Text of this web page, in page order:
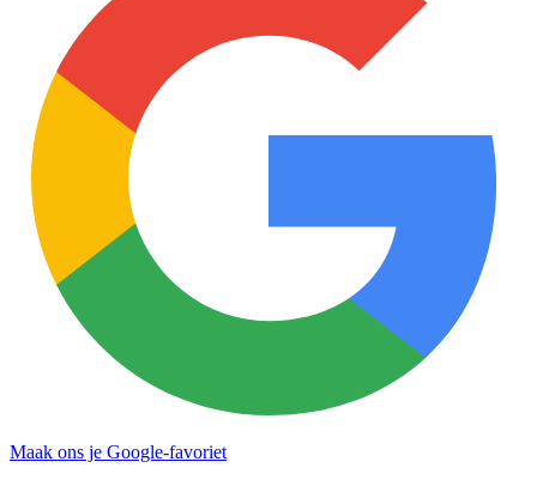
Maak ons je Google-favoriet